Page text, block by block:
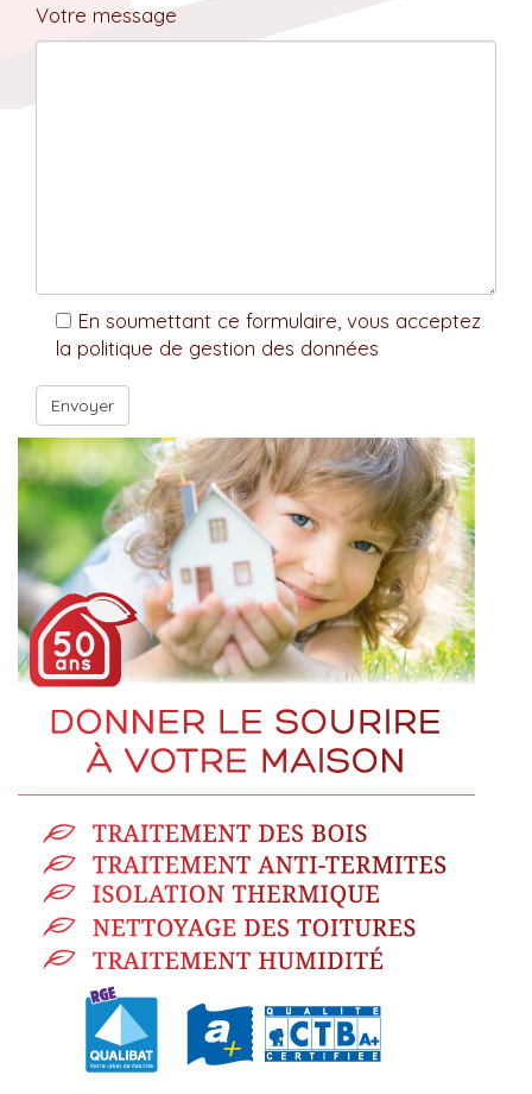
Votre message
En soumettant ce formulaire, vous acceptez
la politique de gestion des données